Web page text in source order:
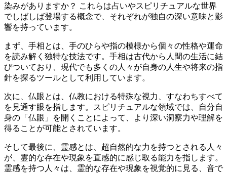
染みがありますか？ これらは占いやスピリチュアルな世界
でしばしば登場する概念で、それぞれが独自の深い意味と影
響を持っています。
まず、手相とは、手のひらや指の模様から個々の性格や運命
を読み解く独特な技法です。手相は古代から人間の生活に結
びついており、現代でも多くの人々が自身の人生や将来の指
針を探るツールとして利用しています。
次に、仏眼とは、仏教における特殊な視力、すなわちすべて
を見通す眼を指します。スピリチュアルな領域では、自分自
身の「仏眼」を開くことによって、より深い洞察力や理解を
得ることが可能とされています。
そして最後に、霊感とは、超自然的な力を持つとされる人々
が、霊的な存在や現象を直感的に感じ取る能力を指します。
霊感を持つ人々は、霊的な存在や現象を視覚的に見る、音で